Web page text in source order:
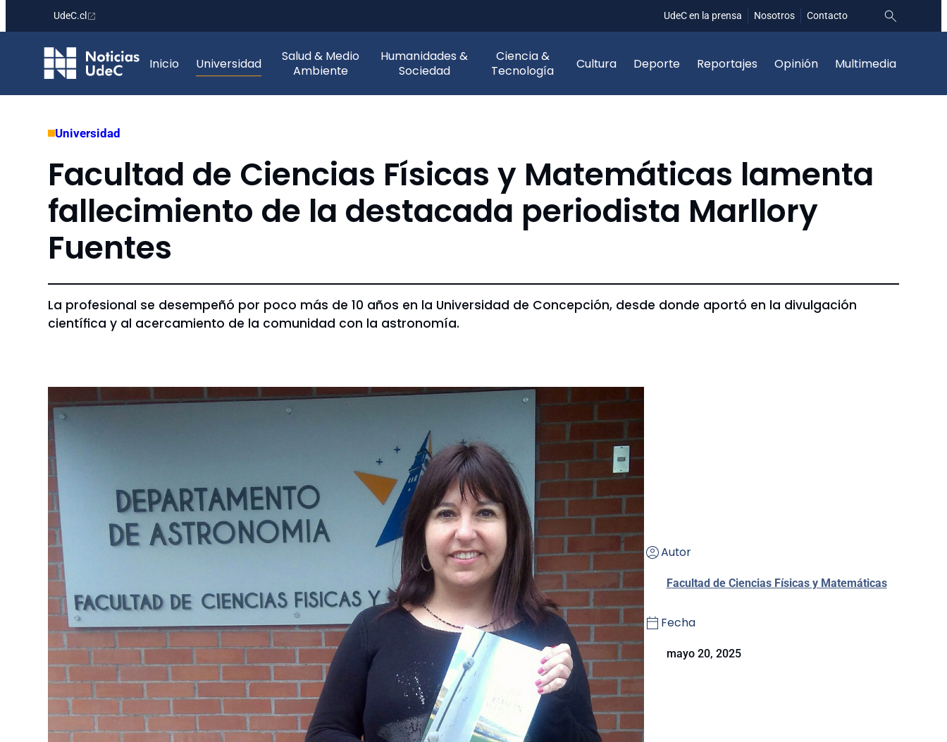
contenido
UdeC.cl UdeC en la prensa Nosotros Contacto
Inicio Universidad
Salud & Medio
Ambiente
Humanidades &
Sociedad
Ciencia &
Tecnología
Cultura Deporte Reportajes Opinión Multimedia
Universidad
Facultad de Ciencias Físicas y Matemáticas lamenta
fallecimiento de la destacada periodista Marllory
Fuentes
La profesional se desempeñó por poco más de 10 años en la Universidad de Concepción, desde donde aportó en la divulgación
científica y al acercamiento de la comunidad con la astronomía.
Autor
Facultad de Ciencias Físicas y Matemáticas
Fecha
mayo 20, 2025